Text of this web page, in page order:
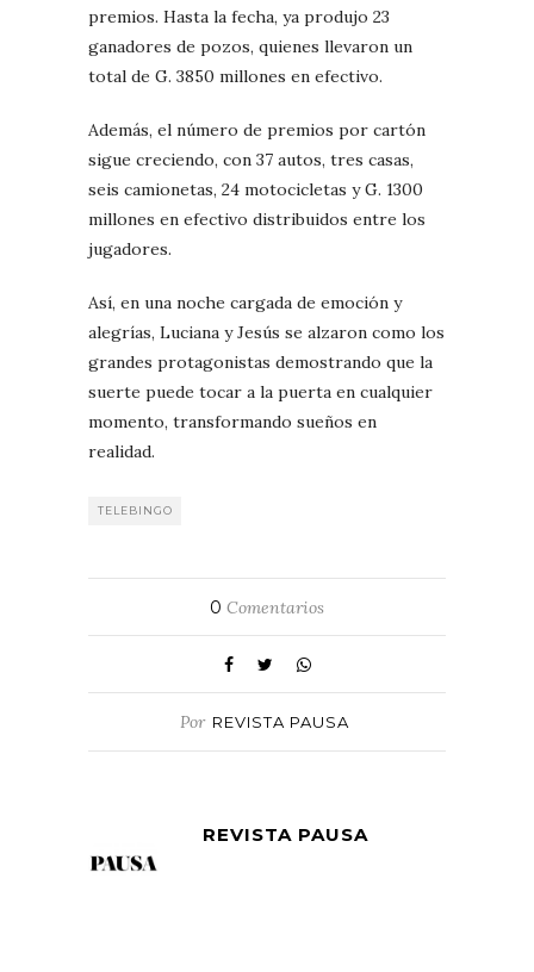
premios. Hasta la fecha, ya produjo 23
ganadores de pozos, quienes llevaron un
total de G. 3850 millones en efectivo.
Además, el número de premios por cartón
sigue creciendo, con 37 autos, tres casas,
seis camionetas, 24 motocicletas y G. 1300
millones en efectivo distribuidos entre los
jugadores.
Así, en una noche cargada de emoción y
alegrías, Luciana y Jesús se alzaron como los
grandes protagonistas demostrando que la
suerte puede tocar a la puerta en cualquier
momento, transformando sueños en
realidad.
TELEBINGO
0 Comentarios
Por REVISTA PAUSA
REVISTA PAUSA